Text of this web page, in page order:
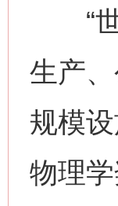
“世
生产
规模
物理